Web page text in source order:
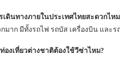
เดินทางภายในประเทศไทยสะดวกไห
มาก มีทั้งรถไฟ รถบัส เครื่องบิน และ
องเที่ยวต่างชาติต้องใช้วีซ่าไหม?